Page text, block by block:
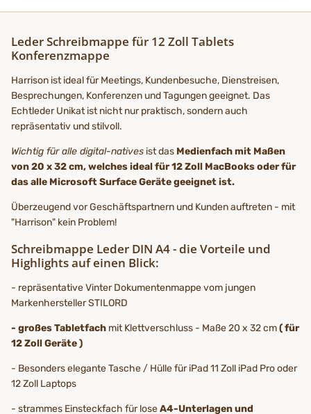
Leder Schreibmappe für 12 Zoll Tablets
Konferenzmappe
Harrison ist ideal für Meetings, Kundenbesuche, Dienstreisen,
Besprechungen, Konferenzen und Tagungen geeignet. Das
Echtleder Unikat ist nicht nur praktisch, sondern auch
repräsentativ und stilvoll.
Wichtig für alle digital-natives ist das Medienfach mit Maßen
von 20 x 32 cm, welches ideal für 12 Zoll MacBooks oder für
das alle Microsoft Surface Geräte geeignet ist.
Überzeugend vor Geschäftspartnern und Kunden auftreten - mit
"Harrison" kein Problem!
Schreibmappe Leder DIN A4 - die Vorteile und
Highlights auf einen Blick:
- repräsentative Vinter Dokumentenmappe vom jungen
Markenhersteller STILORD
- großes Tabletfach mit Klettverschluss - Maße 20 x 32 cm( für
12 Zoll Geräte )
- Besonders elegante Tasche / Hülle für iPad 11 Zoll iPad Pro oder
12 Zoll Laptops
- strammes Einsteckfach für loseA4-Unterlagen und